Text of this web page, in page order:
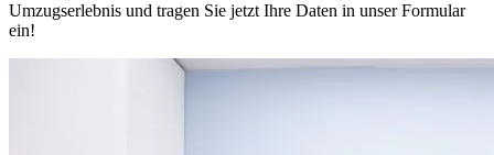
Umzugserlebnis und tragen Sie jetzt Ihre Daten in unser Formular
ein!